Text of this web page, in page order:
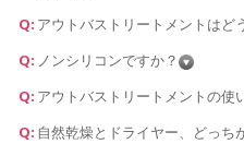
アウトバストリートメントはど
ノンシリコンですか？
アウトバストリートメントの使
自然乾燥とドライヤー、どっち